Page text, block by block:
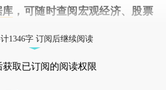
库 ，可随时查阅宏观经济、股票
1346字 订阅后继续阅读
获取已订阅的阅读权限